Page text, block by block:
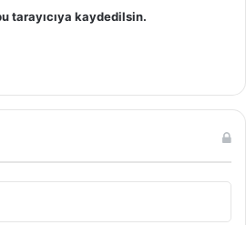
tarayıcıya kaydedilsin.